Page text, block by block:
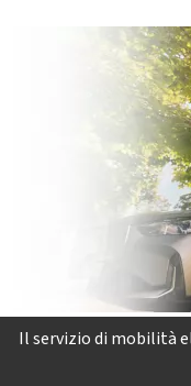
Il servizio di mobilità